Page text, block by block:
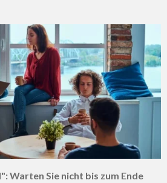
Warten Sie nicht bis zum Ende